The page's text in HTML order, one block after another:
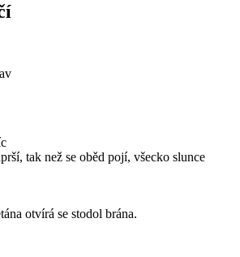
tak než se oběd pojí, všecko slunce
otvírá se stodol brána.